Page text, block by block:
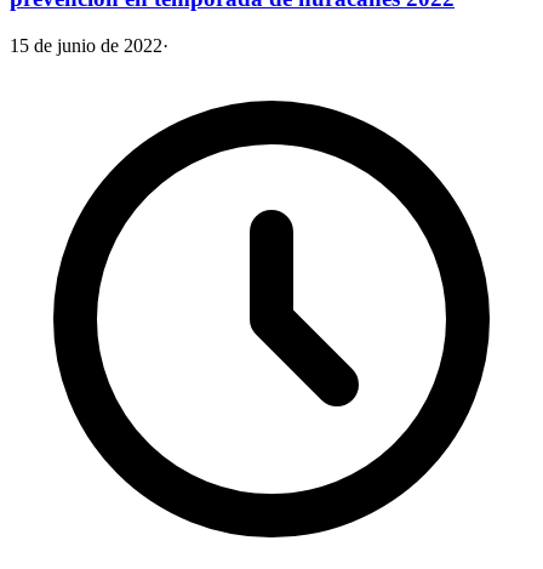
15 de junio de 2022·